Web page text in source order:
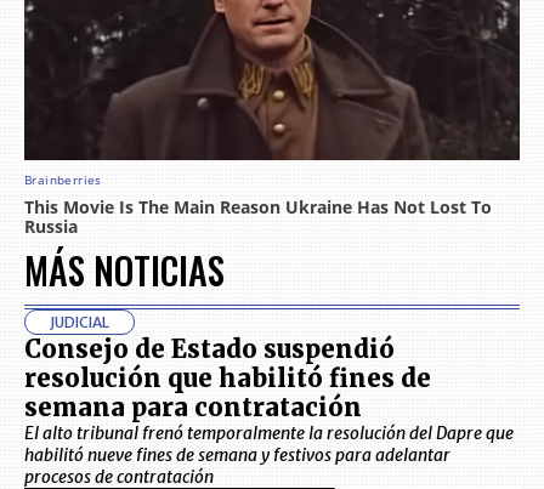
MÁS NOTICIAS
JUDICIAL
Consejo de Estado suspendió
resolución que habilitó fines de
semana para contratación
El alto tribunal frenó temporalmente la resolución del Dapre que
habilitó nueve fines de semana y festivos para adelantar
procesos de contratación